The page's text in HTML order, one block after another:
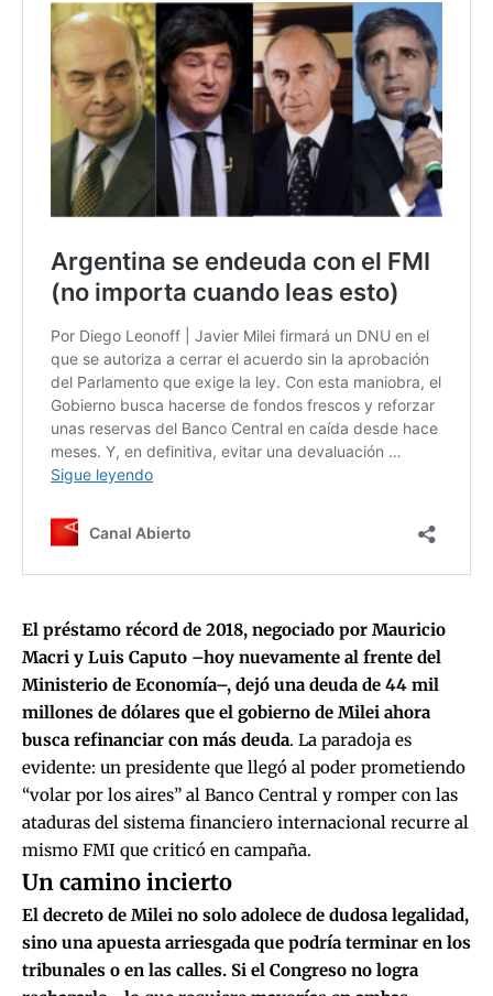
El préstamo récord de 2018, negociado por Mauricio
Macri y Luis Caputo –hoy nuevamente al frente del
Ministerio de Economía–, dejó una deuda de 44 mil
millones de dólares que el gobierno de Milei ahora
busca refinanciar con más deuda. La paradoja es
evidente: un presidente que llegó al poder prometiendo
“volar por los aires” al Banco Central y romper con las
ataduras del sistema financiero internacional recurre al
mismo FMI que criticó en campaña.
Un camino incierto
El decreto de Milei no solo adolece de dudosa legalidad,
sino una apuesta arriesgada que podría terminar en los
tribunales o en las calles. Si el Congreso no logra